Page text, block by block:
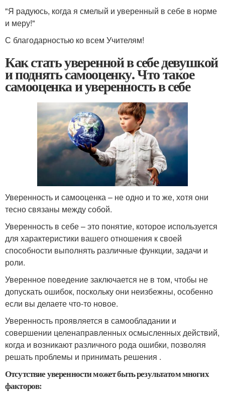
"Я радуюсь, когда я смелый и уверенный в себе в норме
и меру!"
С благодарностью ко всем Учителям!
Как стать уверенной в себе девушкой
и поднять самооценку. Что такое
самооценка и уверенность в себе
Уверенность и самооценка – не одно и то же, хотя они
тесно связаны между собой.
Уверенность в себе – это понятие, которое используется
для характеристики вашего отношения к своей
способности выполнять различные функции, задачи и
роли.
Уверенное поведение заключается не в том, чтобы не
допускать ошибок, поскольку они неизбежны, особенно
если вы делаете что-то новое.
Уверенность проявляется в самообладании и
совершении целенаправленных осмысленных действий,
когда и возникают различного рода ошибки, позволяя
решать проблемы и принимать решения .
Отсутствие уверенности может быть результатом многих
факторов: